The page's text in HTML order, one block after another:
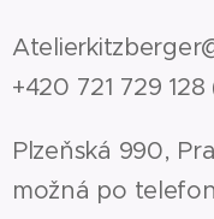
+420 721 729
Plzeňská 990,
možná po